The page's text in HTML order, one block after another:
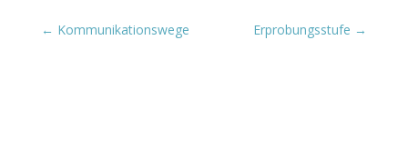
← Kommunikationswege Erprobungsstufe →